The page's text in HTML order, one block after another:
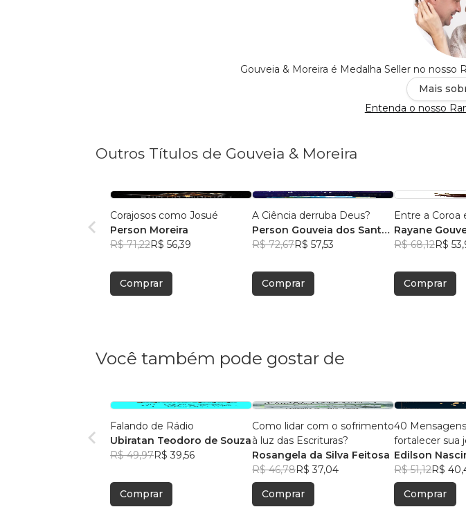
Gouveia & Moreira é Medalha Seller no nosso
Mais
Entenda o nosso
Outros Títulos de Gouveia & Moreira
Corajosos como Josué
Person Moreira
R$ 71,22R$ 56,39
Comprar
A Ciência derruba Deus?
Person Gouveia dos Santos
Moreira
R$ 72,67R$ 57,53
Comprar
Entre a Coroa
Rayane
R$ 68,12R$
Comprar
Você também pode gostar de
Falando de Rádio
Ubiratan Teodoro de Souza
R$ 49,97R$ 39,56
Comprar
Como lidar com o sofrimento
à luz das Escrituras?
Rosangela da Silva Feitosa
R$ 46,78R$ 37,04
Comprar
40
fortalecer sua
Edilson
R$ 51,12R$
Comprar